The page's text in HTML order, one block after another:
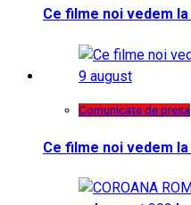
Ce filme noi vedem
Comunicate de presa
Ce filme noi vedem